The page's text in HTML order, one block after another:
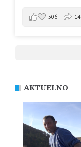
506 14
AKTUELNO